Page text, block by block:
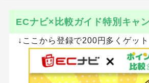
ECナビ×比較ガイド特別キャ
↓ここから登録で200円多くゲット